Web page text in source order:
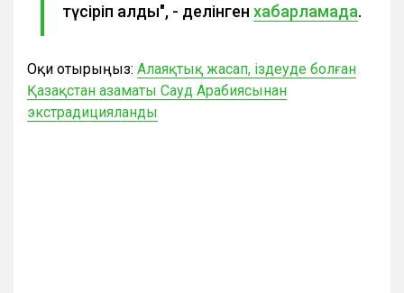
түсіріп алды", - делінген хабарламада.
Оқи отырыңыз: Алаяқтық жасап, іздеуде болған
Қазақстан азаматы Сауд Арабиясынан
экстрадицияланды